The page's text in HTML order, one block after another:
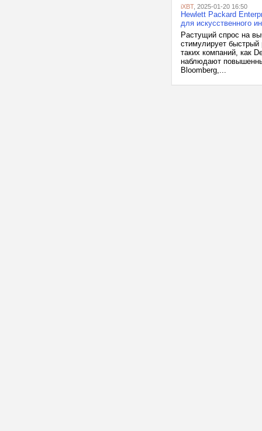
iXBT, 2025-01-20 16:50
Hewlett Packard
для искусственного
Растущий спрос на
стимулирует
таких компаний, как
наблюдают
Bloomberg,...